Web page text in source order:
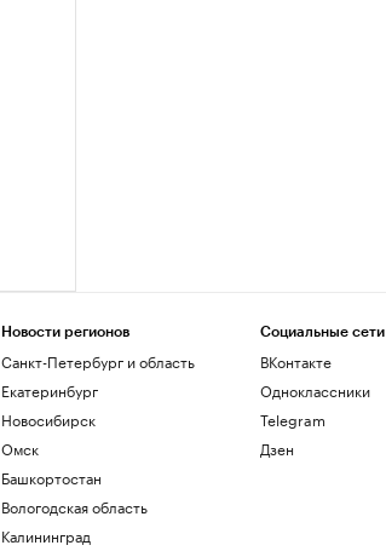
Новости регионов
Санкт-Петербург и область
Екатеринбург
Новосибирск
Омск
Башкортостан
Вологодская область
Калининград
Социальные сети
ВКонтакте
Одноклассники
Telegram
Дзен